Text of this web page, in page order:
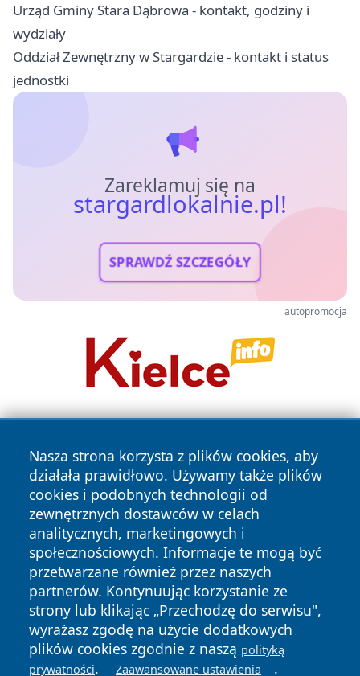
Urząd Gminy Stara Dąbrowa - kontakt, godziny i
wydziały
Oddział Zewnętrzny w Stargardzie - kontakt i status
jednostki
Zareklamuj się na
stargardlokalnie.pl!
SPRAWDŹ SZCZEGÓŁY
autopromocja
Nasza strona korzysta z plików cookies, aby
działała prawidłowo. Używamy także plików
cookies i podobnych technologii od
zewnętrznych dostawców w celach
analitycznych, marketingowych i
społecznościowych. Informacje te mogą być
przetwarzane również przez naszych
partnerów. Kontynuując korzystanie ze
strony lub klikając „Przechodzę do serwisu",
wyrażasz zgodę na użycie dodatkowych
plików cookies zgodnie z naszą polityką
prywatności. Zaawansowane ustawienia .
Copyright © 2026 stargardlokalnie.pl Wszystkie prawa
zastrzeżone.
News Autorzy
Polityka
Prywatności
Polityka
Cookies